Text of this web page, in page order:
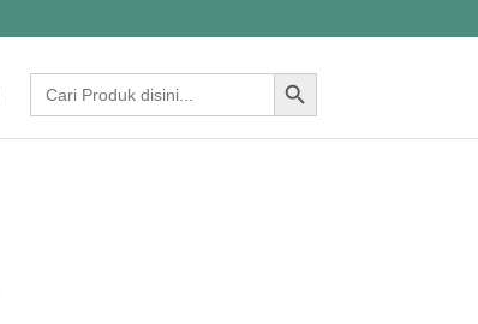
Search
for:
Search Button